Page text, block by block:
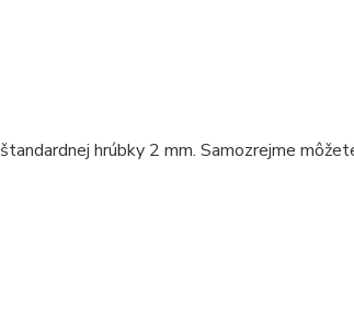
hrúbky 2 mm. Samozrejme